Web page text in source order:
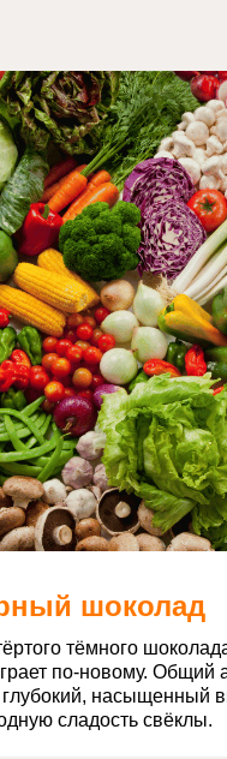
шоколад
тёмного
по-новому. Общий
насыщенный
сладость свёклы.